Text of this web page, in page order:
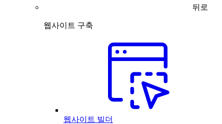
뒤로
웹사이트 구축
웹사이트 빌더